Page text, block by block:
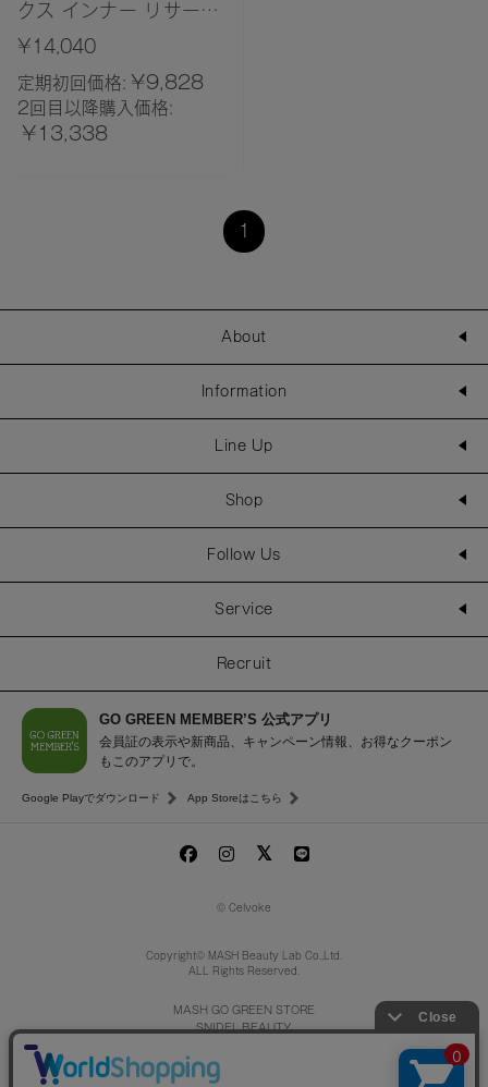
クス インナー リサージ
ェンス リキッド 6本入
¥14,040
定期初回価格: ¥9,828
2回目以降購入価格:
¥13,338
1
About
Information
Line Up
Shop
Follow Us
Service
Recruit
GO GREEN MEMBER’S 公式アプリ
会員証の表示や新商品、キャンペーン情報、お得なクーポン
もこのアプリで。
Google Playでダウンロード App Storeはこちら
© Celvoke
Copyright© MASH Beauty Lab Co.,Ltd.
ALL Rights Reserved.
MASH GO GREEN STORE
SNIDEL BEAUTY
F ORGANICS